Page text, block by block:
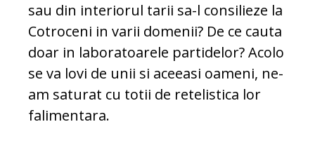
sau din interiorul tarii sa-l consilieze la
Cotroceni in varii domenii? De ce cauta
doar in laboratoarele partidelor? Acolo
se va lovi de unii si aceeasi oameni, ne-
am saturat cu totii de retelistica lor
falimentara.